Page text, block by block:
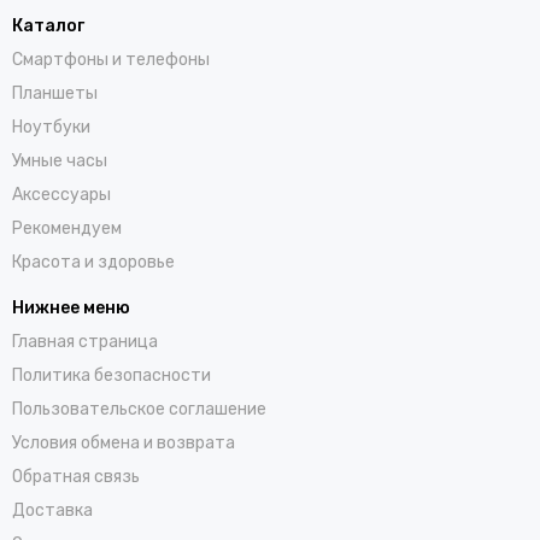
Каталог
Смартфоны и телефоны
Планшеты
Ноутбуки
Умные часы
Аксессуары
Рекомендуем
Красота и здоровье
Нижнее меню
Главная страница
Политика безопасности
Пользовательское соглашение
Условия обмена и возврата
Обратная связь
Доставка